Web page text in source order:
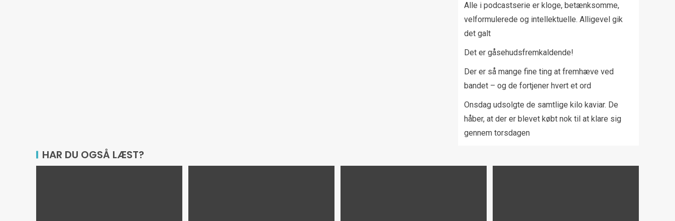
Alle i podcastserie er kloge, betænksomme,
velformulerede og intellektuelle. Alligevel gik
det galt
Det er gåsehudsfremkaldende!
Der er så mange fine ting at fremhæve ved
bandet – og de fortjener hvert et ord
Onsdag udsolgte de samtlige kilo kaviar. De
håber, at der er blevet købt nok til at klare sig
gennem torsdagen
HAR DU OGSÅ LÆST?